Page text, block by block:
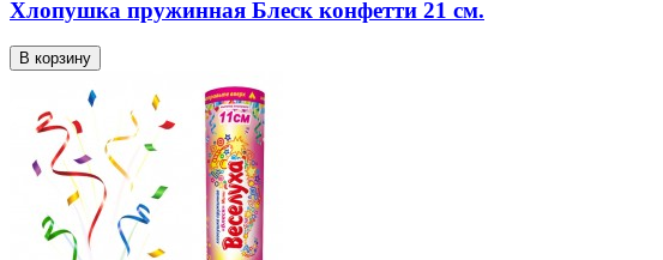
Хлопушка пружинная Блеск конфетти 21 см.
В корзину